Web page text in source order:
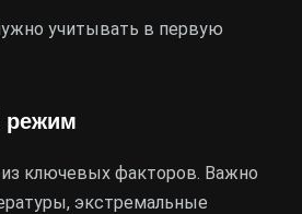
учитывать в первую
режим
ключевых факторов. Важно
экстремальные